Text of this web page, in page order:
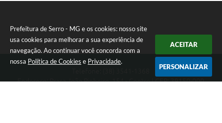
Prefeitura de Serro - MG e os cookies: nosso site
usa cookies para melhorar a sua experiência de
navegação. Ao continuar você concorda com a
nossa Política de Cookies e Privacidade.
ACEITAR
PERSONALIZAR
Endereço: Praça João Pinheiro, 154 - Centro | CEP: 39150-000